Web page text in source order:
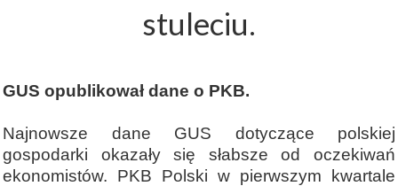
stuleciu.
GUS opublikował dane o PKB.
Najnowsze dane GUS dotyczące polskiej
gospodarki okazały się słabsze od oczekiwań
ekonomistów. PKB Polski w pierwszym kwartale